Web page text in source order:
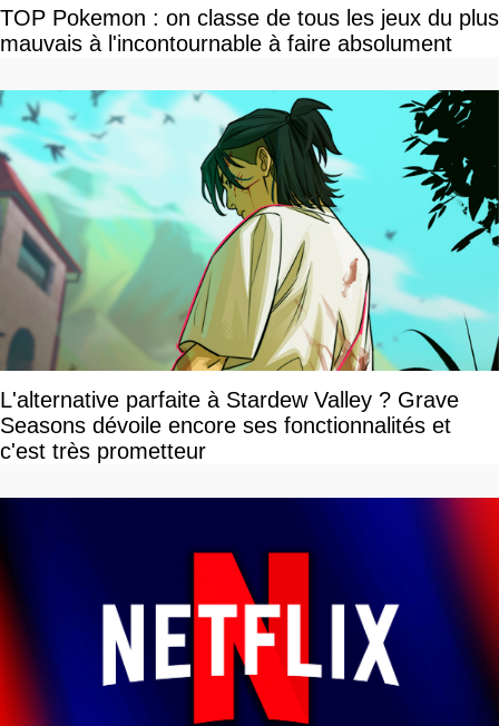
TOP Pokemon : on classe de tous les jeux du plus
mauvais à l'incontournable à faire absolument
L'alternative parfaite à Stardew Valley ? Grave
Seasons dévoile encore ses fonctionnalités et
c'est très prometteur